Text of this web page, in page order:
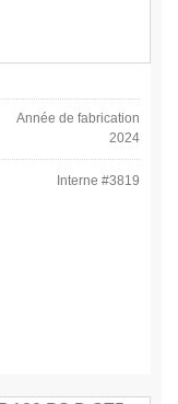
Année de fabrication
2024
Interne #3819